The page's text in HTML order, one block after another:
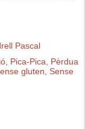
Pascal
Pica-Pica
Pèrdua
gluten Sense